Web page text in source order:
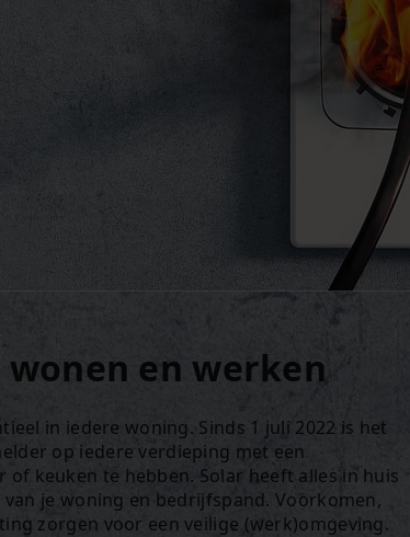
en werken
in iedere woning. Sinds 1 juli 2022 is het
op iedere verdieping met een
of keuken te hebben. Solar heeft alles in huis
je woning en bedrijfspand. Voorkomen,
zorgen voor een veilige (werk)omgeving.